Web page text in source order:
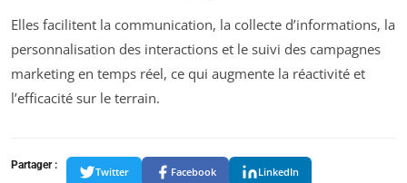
Elles facilitent la communication, la collecte d’informations, la
personnalisation des interactions et le suivi des campagnes
marketing en temps réel, ce qui augmente la réactivité et
l’efficacité sur le terrain.
Partager :
Twitter Facebook LinkedIn